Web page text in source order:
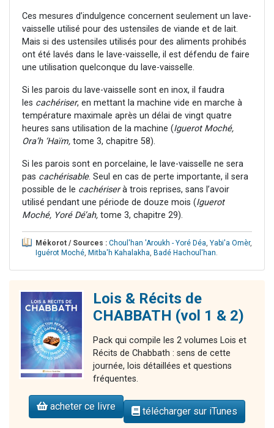
Ces mesures d’indulgence concernent seulement un lave-
vaisselle utilisé pour des ustensiles de viande et de lait.
Mais si des ustensiles utilisés pour des aliments prohibés
ont été lavés dans le lave-vaisselle, il est défendu de faire
une utilisation quelconque du lave-vaisselle.
Si les parois du lave-vaisselle sont en inox, il faudra
les cachériser, en mettant la machine vide en marche à
température maximale après un délai de vingt quatre
heures sans utilisation de la machine (Iguerot Moché,
Ora’h ‘Haïm, tome 3, chapitre 58).
Si les parois sont en porcelaine, le lave-vaisselle ne sera
pas cachérisable. Seul en cas de perte importante, il sera
possible de le cachériserà trois reprises, sans l’avoir
utilisé pendant une période de douze mois (Iguerot
Moché, Yoré Dé’ah, tome 3, chapitre 29).
Mékorot / Sources : Choul'han 'Aroukh - Yoré Déa, Yabi'a Omèr,
Iguérot Moché, Mitba'h Kahalakha, Badé Hachoul'han.
Lois & Récits de
CHABBATH (vol 1 & 2)
Pack qui compile les 2 volumes Lois et
Récits de Chabbath : sens de cette
journée, lois détaillées et questions
fréquentes.
acheter ce livre télécharger sur iTunes